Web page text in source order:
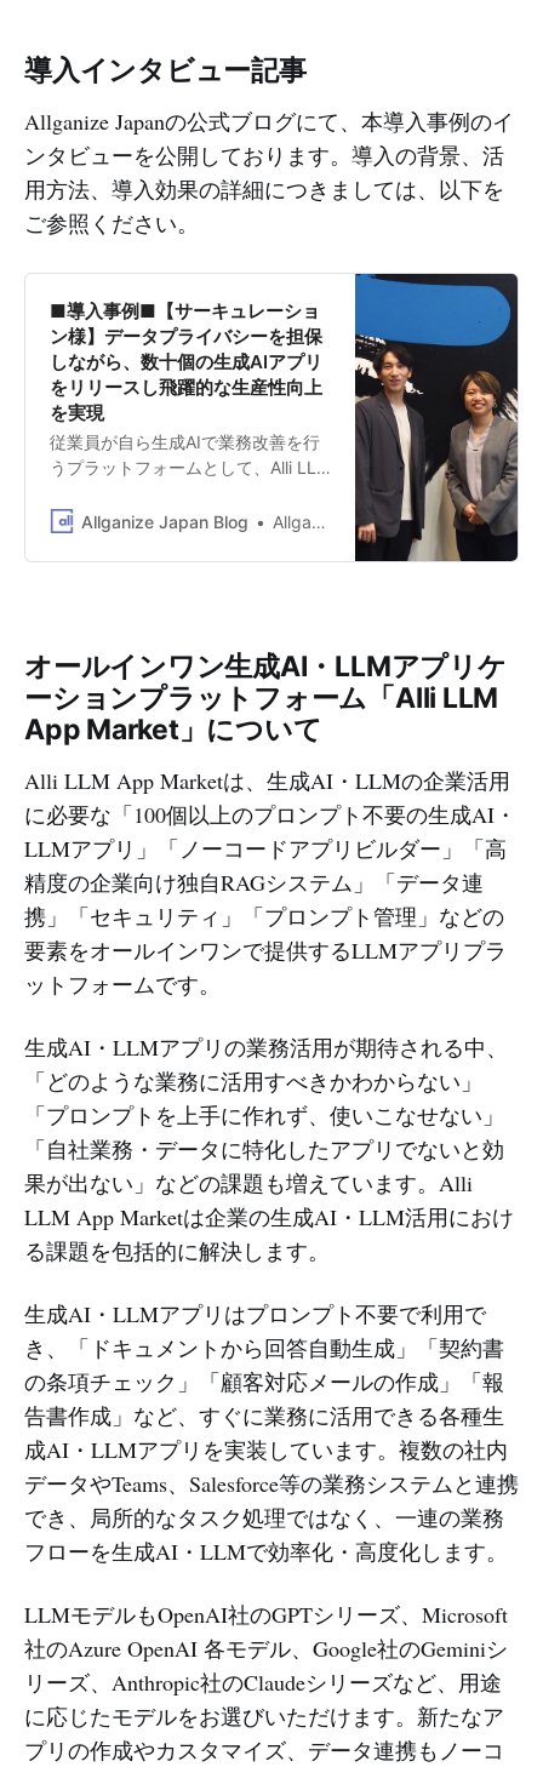
導入インタビュー記事
Allganize Japanの公式ブログにて、本導入事例のイ
ンタビューを公開しております。導入の背景、活
用方法、導入効果の詳細につきましては、以下を
ご参照ください。
■導入事例■【サーキュレーショ
ン様】データプライバシーを担保
しながら、数十個の生成AIアプリ
をリリースし飛躍的な生産性向上
を実現
従業員が自ら生成AIで業務改善を行
うプラットフォームとして、Alli LLM
ュレーション様は、「世界中の経
いうビジョンのもと、外部プロ人材
経験・知見を雇用ではなくプロジェ
クトベースで活用いただくことで、
企業の抱える課題の解決、ミッショ
ンの達成を支援されています。 自社
内の業務に関しても、ITを活用した
業務変革にも積極的に取り組まれて
おり、全社の生成AIプラットフォー
ムとしてAllganizeの「Alli LLM App
Market」をご採用いただきました。
今回は、生成AI活用による業務変革
を推進されていらっしゃるDX推進部
部長/VPoE 金谷様とDX推進部 コー
ポレートエンジニアリングチーム 橘
様のお二人にお話を伺いました。 目
容について * 業務を問わず利用でき
る生成AIツールを求めていた * デー
タプライバシーを確保しながら、従
業員が生成A
Allganize Japan Blog Allganize Japan
オールインワン生成AI・LLMアプリケ
ーションプラットフォーム「Alli LLM
App Market」について
Alli LLM App Marketは、生成AI・LLMの企業活用
に必要な「100個以上のプロンプト不要の生成AI・
LLMアプリ」「ノーコードアプリビルダー」「高
精度の企業向け独自RAGシステム」「データ連
携」「セキュリティ」「プロンプト管理」などの
要素をオールインワンで提供するLLMアプリプラ
ットフォームです。
生成AI・LLMアプリの業務活用が期待される中、
「どのような業務に活用すべきかわからない」
「プロンプトを上手に作れず、使いこなせない」
「自社業務・データに特化したアプリでないと効
果が出ない」などの課題も増えています。Alli
LLM App Marketは企業の生成AI・LLM活用におけ
る課題を包括的に解決します。
生成AI・LLMアプリはプロンプト不要で利用で
き、「ドキュメントから回答自動生成」「契約書
の条項チェック」「顧客対応メールの作成」「報
告書作成」など、すぐに業務に活用できる各種生
成AI・LLMアプリを実装しています。複数の社内
データやTeams、Salesforce等の業務システムと連携
でき、局所的なタスク処理ではなく、一連の業務
フローを生成AI・LLMで効率化・高度化します。
LLMモデルもOpenAI社のGPTシリーズ、Microsoft
社のAzure OpenAI 各モデル、Google社のGeminiシ
リーズ、Anthropic社のClaudeシリーズなど、用途
に応じたモデルをお選びいただけます。新たなア
プリの作成やカスタマイズ、データ連携もノーコ